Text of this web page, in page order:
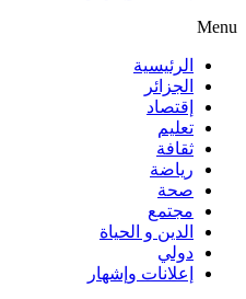
Menu
الرئيسية
الجزائر
إقتصاد
تعليم
ثقافة
رياضة
صحة
مجتمع
الدين و الحياة
دولي
إعلانات وإشهار